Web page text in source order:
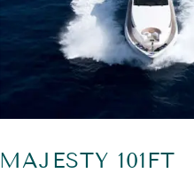
MAJESTY 101FT